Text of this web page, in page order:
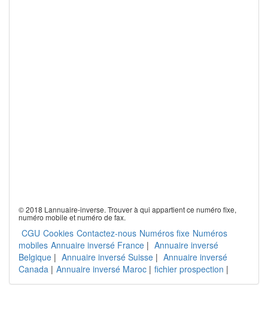
© 2018 Lannuaire-inverse. Trouver à qui appartient ce numéro fixe,
numéro mobile et numéro de fax.
CGU Cookies Contactez-nous Numéros fixe Numéros
mobiles Annuaire inversé France | Annuaire inversé
Belgique | Annuaire inversé Suisse | Annuaire inversé
Canada | Annuaire inversé Maroc | fichier prospection |